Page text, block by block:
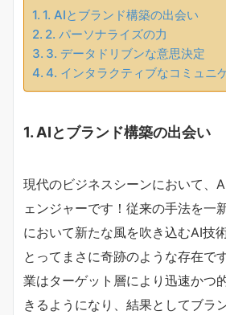
1. AIとブランド構築の出会い
2. パーソナライズの力
3. データドリブンな意思決定
4. インタラクティブなコミュニ
1. AIとブランド構築の出会い
現代のビジネスシーンにおいて、
ェンジャーです！従来の手法を一
において新たな風を吹き込むAI技
とってまさに奇跡のような存在で
業はターゲット層により迅速かつ
きるようになり、結果としてブラ